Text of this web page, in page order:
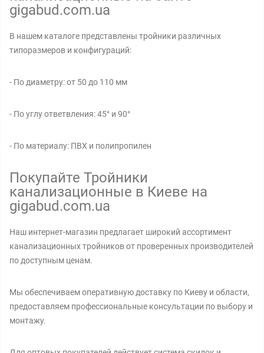
gigabud.com.ua
В нашем каталоге представлены тройники различных
типоразмеров и конфигураций:
- По диаметру: от 50 до 110 мм
- По углу ответвления: 45° и 90°
- По материалу: ПВХ и полипропилен
Покупайте Тройники
канализационные в Киеве на
gigabud.com.ua
Наш интернет-магазин предлагает широкий ассортимент
канализационных тройников от проверенных производителей
по доступным ценам.
Мы обеспечиваем оперативную доставку по Киеву и области,
предоставляем профессиональные консультации по выбору и
монтажу.